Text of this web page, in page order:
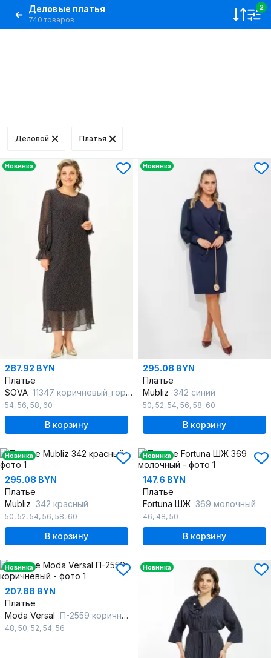
Деловые платья
740 товаров
2
Деловой Платья
Новинка
287.92 BYN
Платье
SOVA 11347 коричневый_горох
54, 56, 58, 60
В корзину
Новинка
295.08 BYN
Платье
Mubliz 342 синий
50, 52, 54, 56, 58, 60
В корзину
Новинка
295.08 BYN
Платье
Mubliz 342 красный
50, 52, 54, 56, 58, 60
В корзину
Новинка
147.6 BYN
Платье
Fortuna ШЖ 369 молочный
46, 48, 50
В корзину
Новинка
207.88 BYN
Платье
Moda Versal П-2559 коричневый
48, 50, 52, 54, 56
Новинка